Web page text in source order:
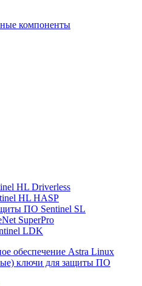
компоненты
HL Driverless
HL HASP
ПО Sentinel SL
SuperPro
LDK
обеспечение Astra Linux
ключи для защиты ПО